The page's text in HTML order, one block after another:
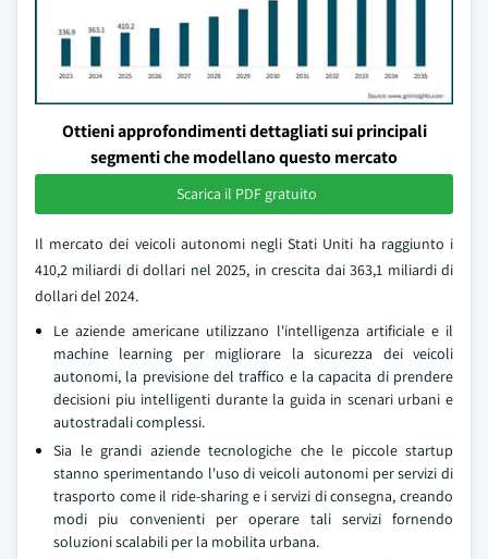
Ottieni approfondimenti dettagliati sui principali
segmenti che modellano questo mercato
Scarica il PDF gratuito
Il mercato dei veicoli autonomi negli Stati Uniti ha raggiunto i
410,2 miliardi di dollari nel 2025, in crescita dai 363,1 miliardi di
dollari del 2024.
Le aziende americane utilizzano l'intelligenza artificiale e il
machine learning per migliorare la sicurezza dei veicoli
autonomi, la previsione del traffico e la capacita di prendere
decisioni piu intelligenti durante la guida in scenari urbani e
autostradali complessi.
Sia le grandi aziende tecnologiche che le piccole startup
stanno sperimentando l'uso di veicoli autonomi per servizi di
trasporto come il ride-sharing e i servizi di consegna, creando
modi piu convenienti per operare tali servizi fornendo
soluzioni scalabili per la mobilita urbana.